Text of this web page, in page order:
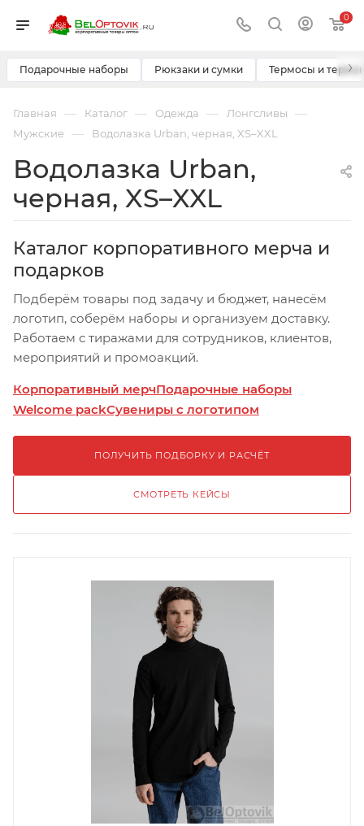
0
Подарочные наборы Рюкзаки и сумки Термосы и ›
Главная — Каталог — Одежда — Лонгсливы —
Мужские — Водолазка Urban, черная, XS–XXL
Водолазка Urban,
черная, XS–XXL
Каталог корпоративного мерча и
подарков
Подберём товары под задачу и бюджет, нанесём
логотип, соберём наборы и организуем доставку.
Работаем с тиражами для сотрудников, клиентов,
мероприятий и промоакций.
Корпоративный мерчПодарочные наборы
Welcome packСувениры с логотипом
ПОЛУЧИТЬ ПОДБОРКУ И РАСЧЁТ
СМОТРЕТЬ КЕЙСЫ